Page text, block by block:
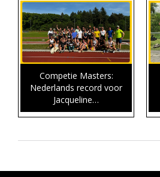
Competie Masters:
Nederlands record voor
Jacqueline…